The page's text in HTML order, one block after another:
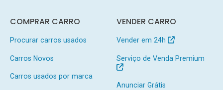
COMPRAR CARRO
Procurar carros usados
Carros Novos
Carros usados por marca
VENDER CARRO
Vender em 24h
Serviço de Venda Premium
Anunciar Grátis